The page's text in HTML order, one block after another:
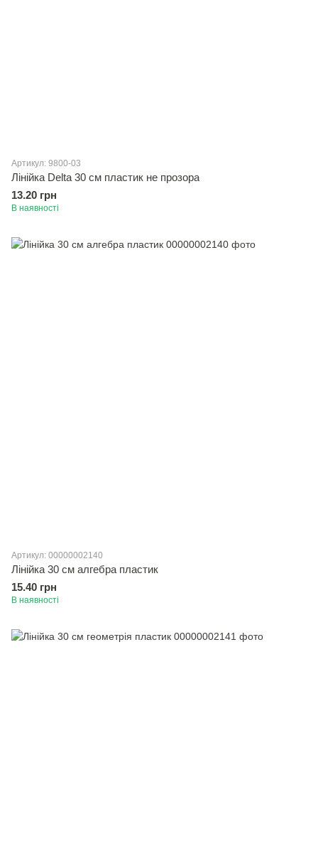
Артикул: 9800-03
Лінійка Delta 30 см пластик не прозора
13.20 грн
В наявності
Артикул: 00000002140
Лінійка 30 см алгебра пластик
15.40 грн
В наявності